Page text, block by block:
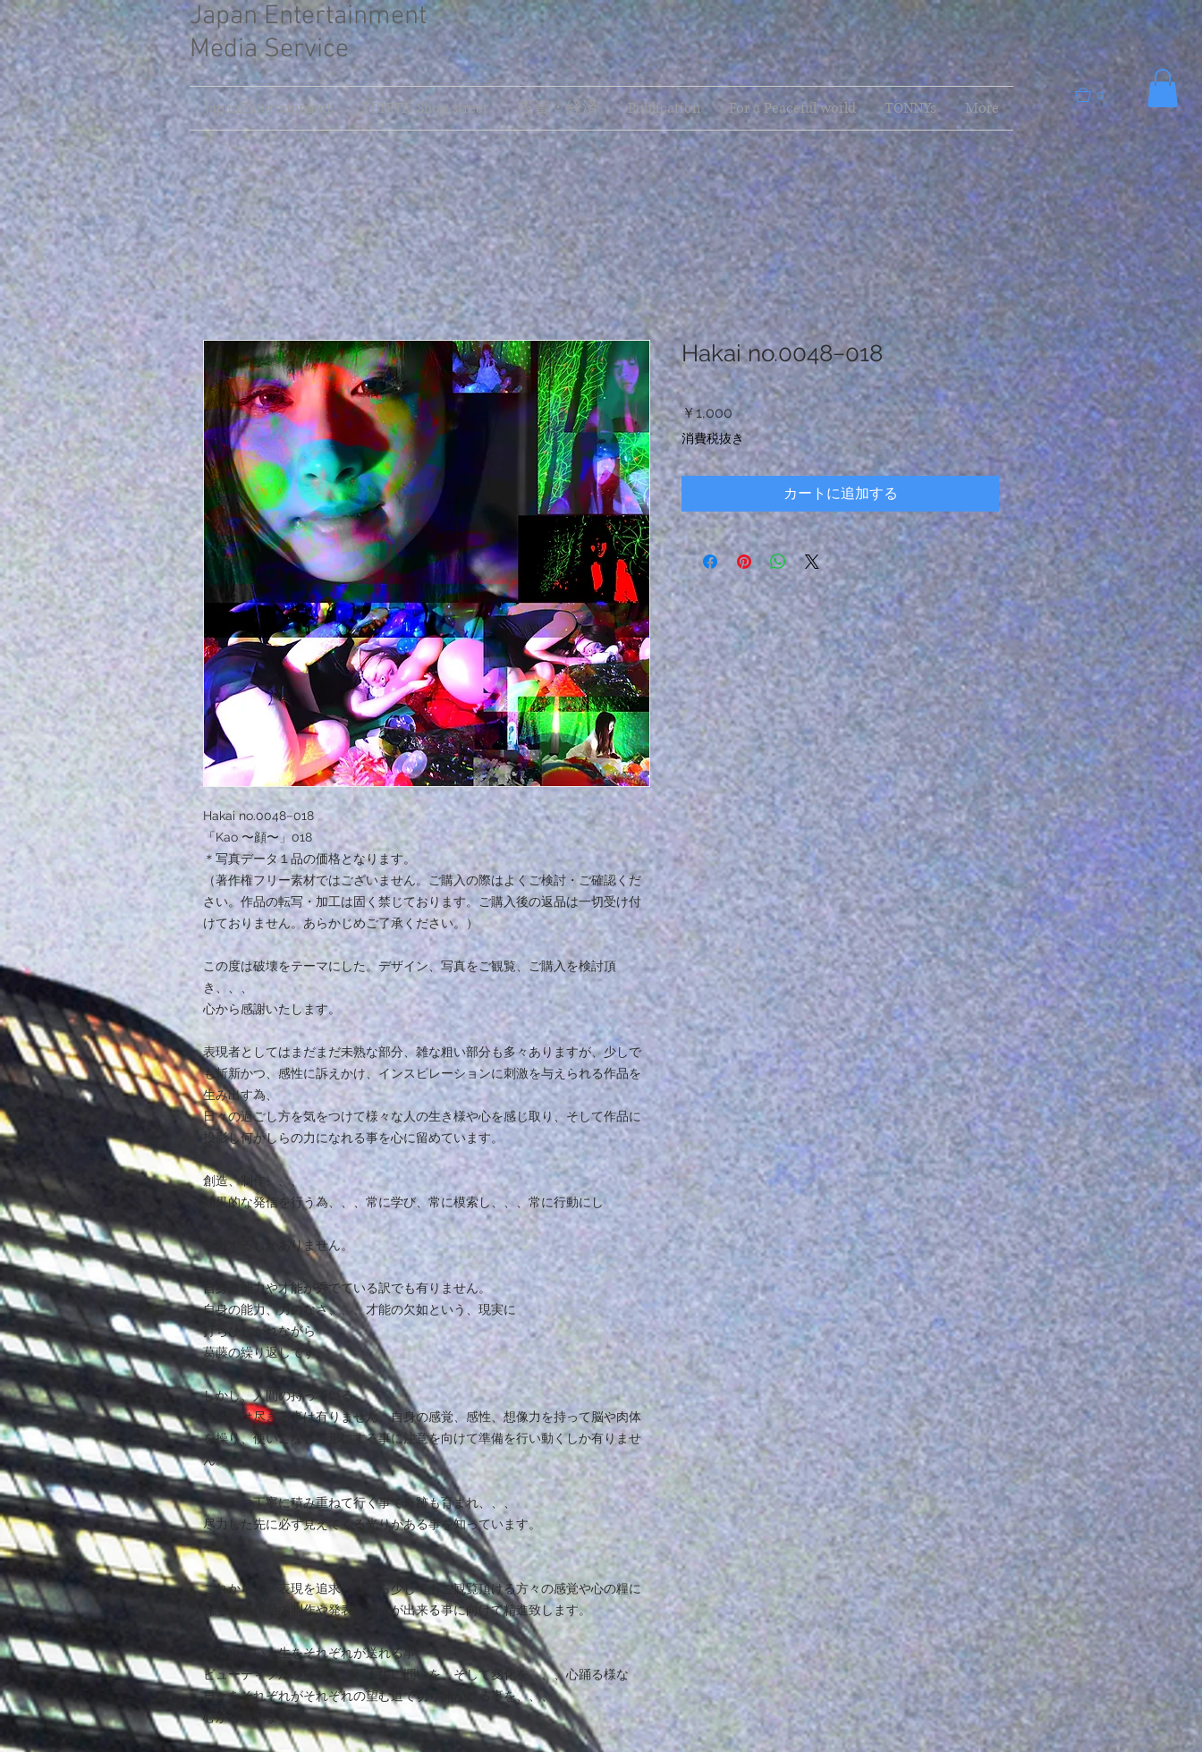
Japan Entertainment
Media Service
JapanEntertainment TONNYs Shop street 投資・経済 Publication For a Peaceful world TONNYs More
0
Hakai no.0048−018
「Kao 〜顔〜」018
＊写真データ１品の価格となります。
（著作権フリー素材ではございません。ご購入の際はよくご検討・ご確認くだ
さい。作品の転写・加工は固く禁じております。ご購入後の返品は一切受け付
けておりません。あらかじめご了承ください。）
この度は破壊をテーマにした。デザイン、写真をご観覧、ご購入を検討頂
き、、、
心から感謝いたします。
表現者としてはまだまだ未熟な部分、雑な粗い部分も多々ありますが、少しで
も斬新かつ、感性に訴えかけ、インスピレーションに刺激を与えられる作品を
生み出す為、
日々の過ごし方を気をつけて様々な人の生き様や心を感じ取り、そして作品に
投影し何かしらの力になれる事を心に留めています。
創造、制作、、、
効果的な発信を行う為、、、常に学び、常に模索し、、、常に行動にし
尽力するしかありません。
自身は能力や才能が秀でている訳でも有りません。
自身の能力、力のなさ、、、才能の欠如という、現実に
打ちひしがれながら
葛藤の繰り返しです。
しかし、人間の持っている
可能性は尽きる事は有りません。自身の感覚、感性、想像力を持って脳や肉体
を操り、使いこなして形にする事に注意を向けて準備を行い動くしか有りませ
ん。
一つ一つ丁寧に積み重ねて行く事で奇跡も育まれ、、、
尽力した先に必ず見えてくる光りがある事を知っています。
これからも、表現を追求しながら少しでもご観覧頂ける方々の感覚や心の糧に
なる表現作品の制作や発表、発信が出来る事に向けて精進致します。
素晴らしい人生をそれぞれが送れる事、
ビューティフルライフ、、、人生に潤いを、そして変化を、、、心踊る様な
日々をそれぞれがそれぞれの望む道で切り開かれる事を、、、
心から願います。
Hakai no.0048−018
￥1,000 価
格
消費税抜き
カートに追加する